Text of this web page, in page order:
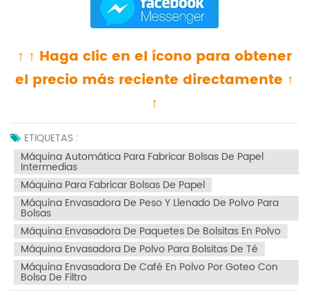
↑ ↑ Haga clic en el ícono para obtener
el precio más reciente directamente ↑
↑
ETIQUETAS :
Máquina Automática Para Fabricar Bolsas De Papel
Intermedias
Máquina Para Fabricar Bolsas De Papel
Máquina Envasadora De Peso Y Llenado De Polvo Para
Bolsas
Máquina Envasadora De Paquetes De Bolsitas En Polvo
Máquina Envasadora De Polvo Para Bolsitas De Té
Máquina Envasadora De Café En Polvo Por Goteo Con
Bolsa De Filtro